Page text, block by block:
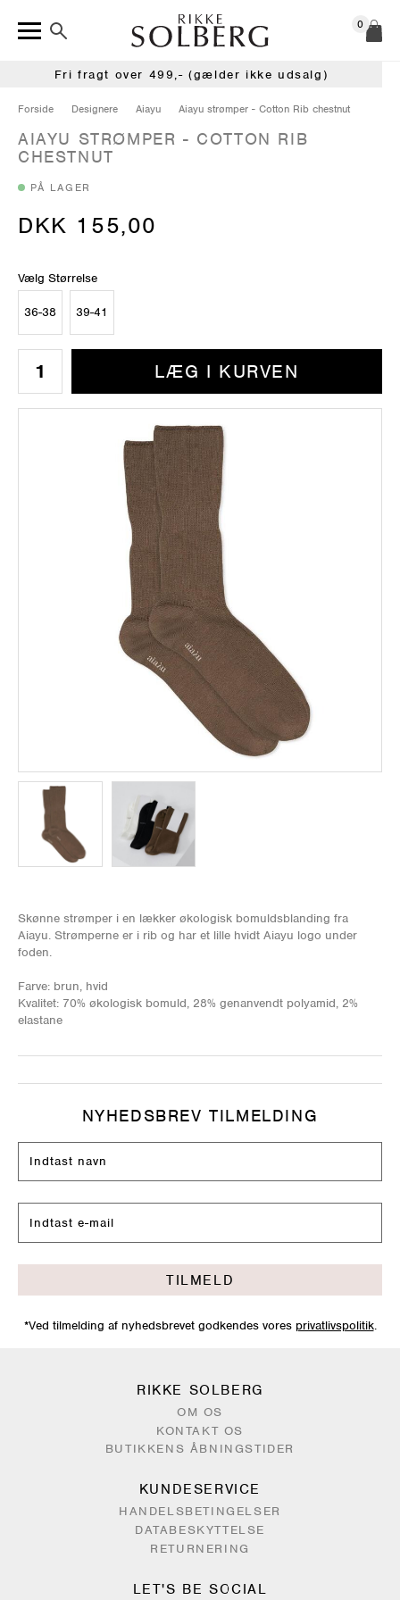
0
Fri fragt over 499,- (gælder ikke udsalg)
Forside Designere Aiayu Aiayu strømper - Cotton Rib chestnut
AIAYU STRØMPER - COTTON RIB
CHESTNUT
PÅ LAGER
DKK 155,00
Vælg Størrelse
36-38 39-41
LÆG I KURVEN
Skønne strømper i en lækker økologisk bomuldsblanding fra
Aiayu. Strømperne er i rib og har et lille hvidt Aiayu logo under
foden.
Farve: brun, hvid
Kvalitet: 70% økologisk bomuld, 28% genanvendt polyamid, 2%
elastane
NYHEDSBREV TILMELDING
TILMELD
*Ved tilmelding af nyhedsbrevet godkendes vores privatlivspolitik.
RIKKE SOLBERG
OM OS
KONTAKT OS
BUTIKKENS ÅBNINGSTIDER
KUNDESERVICE
HANDELSBETINGELSER
DATABESKYTTELSE
RETURNERING
LET'S BE SOCIAL